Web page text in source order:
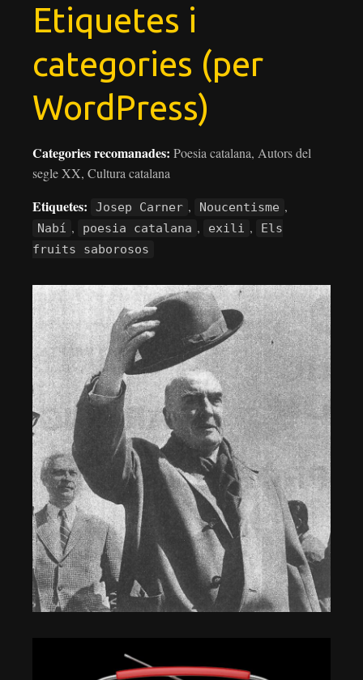
Etiquetes i
categories (per
WordPress)
Categories recomanades: Poesia catalana, Autors del
segle XX, Cultura catalana
Etiquetes: Josep Carner , Noucentisme ,
Nabí , poesia catalana , exili ,
Els
fruits saborosos